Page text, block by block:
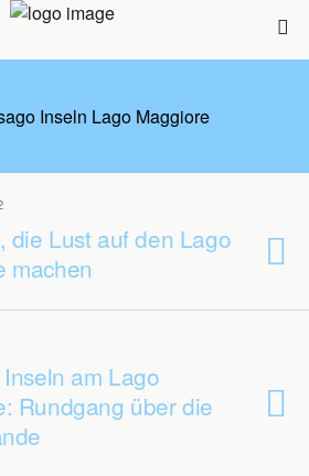
Inseln Lago Maggiore
die Lust auf den Lago
machen
am Lago
Rundgang über die